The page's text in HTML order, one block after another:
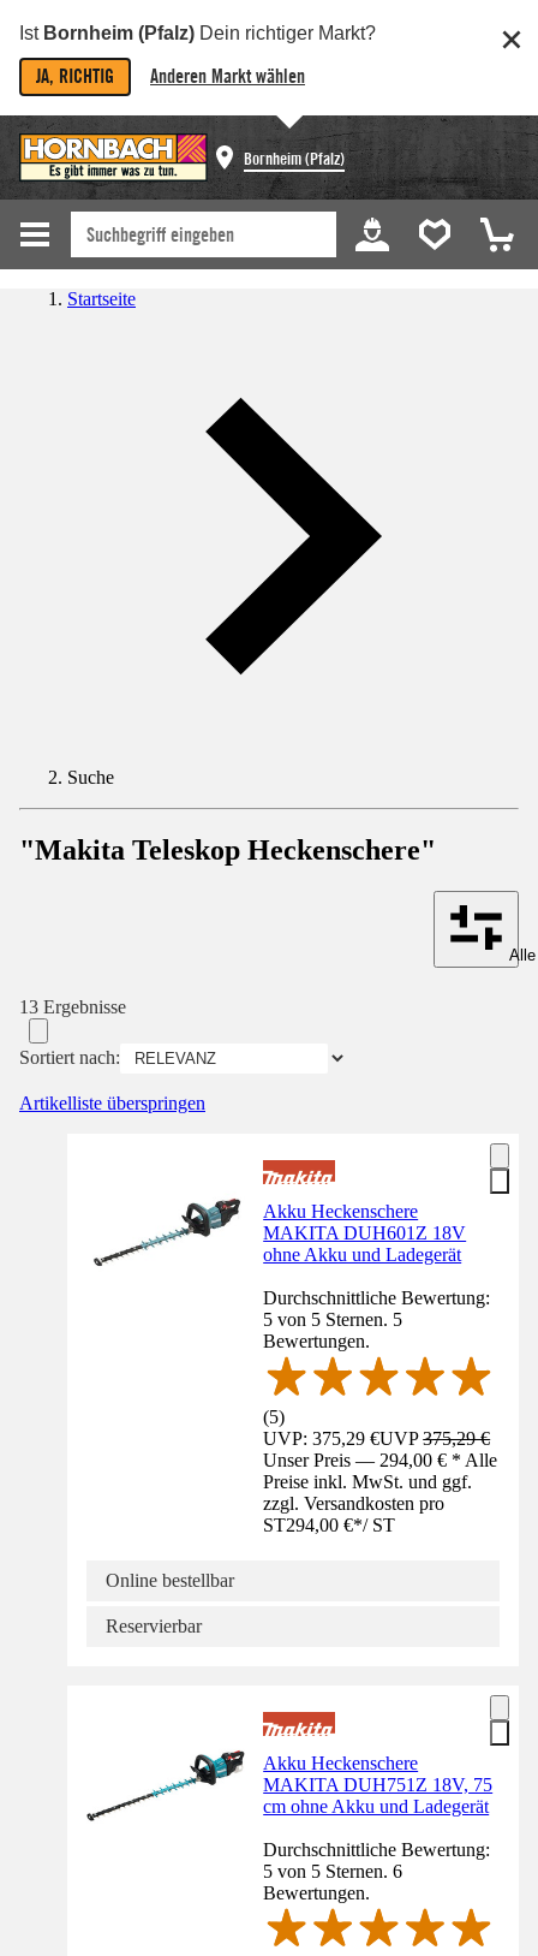
Ist Bornheim (Pfalz) Dein richtiger Markt?
JA, RICHTIG Anderen Markt wählen
Bornheim (Pfalz)
Startseite
Suche
"Makita Teleskop Heckenschere"
13 Ergebnisse
Sortiert nach:
Artikelliste überspringen
Akku Heckenschere
MAKITA DUH601Z 18V
ohne Akku und Ladegerät
Durchschnittliche Bewertung:
5 von 5 Sternen. 5
Bewertungen.
(5)
UVP: 375,29 €UVP375,29 €
Unser Preis — 294,00 € * Alle
Preise inkl. MwSt. und ggf.
zzgl. Versandkosten pro
ST294,00 €*/ ST
Online bestellbar
Reservierbar
Akku Heckenschere
MAKITA DUH751Z 18V, 75
cm ohne Akku und Ladegerät
Durchschnittliche Bewertung:
5 von 5 Sternen. 6
Bewertungen.